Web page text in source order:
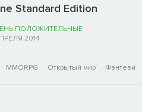
Standard Edition
ПОЛОЖИТЕЛЬНЫЕ
2014
MMORPG Открытый мир Фэнтези